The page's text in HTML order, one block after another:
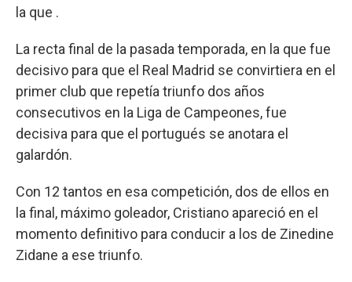
la que .
La recta final de la pasada temporada, en la que fue
decisivo para que el Real Madrid se convirtiera en el
primer club que repetía triunfo dos años
consecutivos en la Liga de Campeones, fue
decisiva para que el portugués se anotara el
galardón.
Con 12 tantos en esa competición, dos de ellos en
la final, máximo goleador, Cristiano apareció en el
momento definitivo para conducir a los de Zinedine
Zidane a ese triunfo.